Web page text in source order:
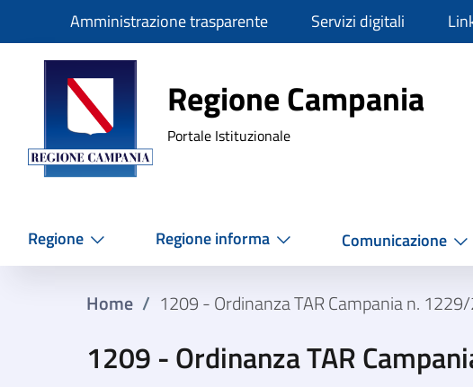
SlimAmministrazione trasparente Servizi digitali
Regione
Regione Campania
Portale Istituzionale
Regione Regione informa Comunicazione
Home / 1209 - Ordinanza TAR Campania n.
1209 - Ordinanza TAR